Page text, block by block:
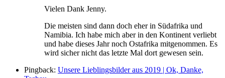
Vielen Dank Jenny.
Die meisten sind dann doch eher in Südafrika und
Namibia. Ich habe mich aber in den Kontinent verliebt
und habe dieses Jahr noch Ostafrika mitgenommen. Es
wird sicher nicht das letzte Mal dort gewesen sein.
Pingback: Unsere Lieblingsbilder aus 2019 | Ok, Danke,